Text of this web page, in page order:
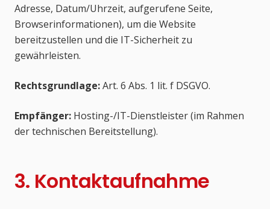
Adresse, Datum/Uhrzeit, aufgerufene Seite,
Browserinformationen), um die Website
bereitzustellen und die IT-Sicherheit zu
gewährleisten.
Rechtsgrundlage:Art. 6 Abs. 1 lit. f DSGVO.
Empfänger: Hosting-/IT-Dienstleister (im Rahmen
der technischen Bereitstellung).
3. Kontaktaufnahme